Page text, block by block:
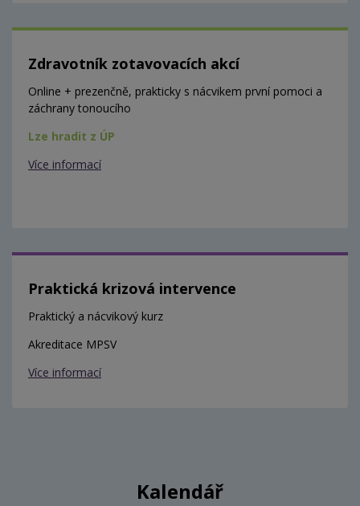
Zdravotník zotavovacích akcí
Online + prezenčně, prakticky s nácvikem první pomoci a
záchrany tonoucího
Lze hradit z ÚP
Více informací
Praktická krizová intervence
Praktický a nácvikový kurz
Akreditace MPSV
Více informací
Kalendář